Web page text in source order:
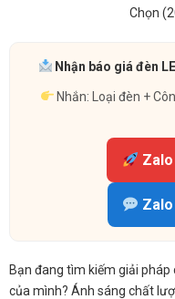
Chọn
Nhận báo giá đèn
Nhắn: Loại đèn +
Bạn đang tìm kiếm giải
của mình? Ánh sáng chất